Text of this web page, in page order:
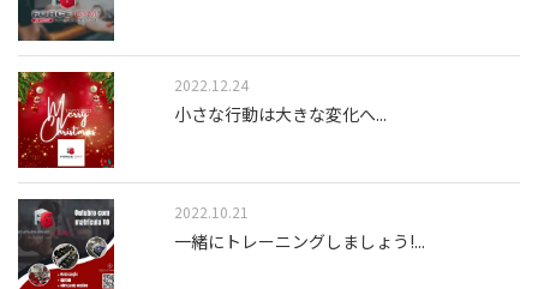
2022.12.24
小さな行動は大きな変化へ...
2022.10.21
一緒にトレーニングしましょう!...